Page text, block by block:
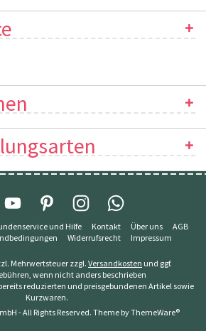
und Hilfe Kontakt Über uns
AGB
Widerrufsrecht Impressum
Mehrwertsteuer zzgl. Versandkosten und ggf.
wenn nicht anders beschrieben
reduzierten und preisgebundenen Artikel sowie
Kurzwaren.
- All Rights Reserved. Theme byThemeWare®